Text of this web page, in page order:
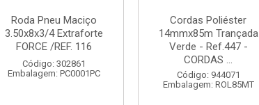
Roda Pneu Maciço
3.50x8x3/4 Extraforte
FORCE /REF. 116
Código: 302861
Embalagem: PC0001PC
Cordas Poliéster
14mmx85m Trançada
Verde - Ref.447 -
CORDAS ...
Código: 944071
Embalagem: ROL85MT